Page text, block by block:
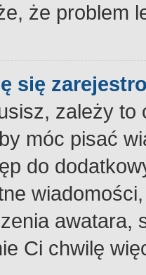
że problem
się
zależy
móc pisać
do
Ci chwilę